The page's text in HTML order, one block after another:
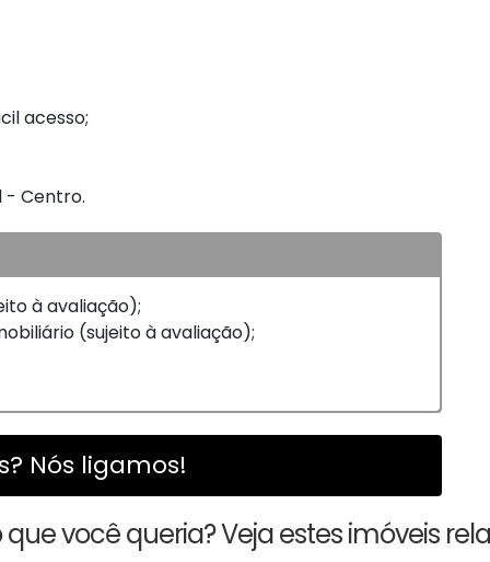
acesso;
- Centro.
à avaliação);
(sujeito à avaliação);
Nós ligamos!
que você queria? Veja estes imóveis